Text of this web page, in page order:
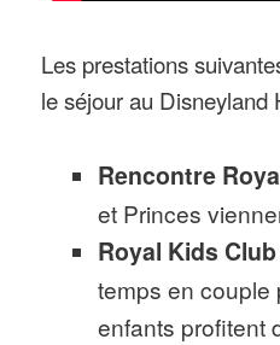
Les prestations
le séjour au Disneyland
Rencontre
et Princes
Royal Kids Club
temps en couple
enfants profitent